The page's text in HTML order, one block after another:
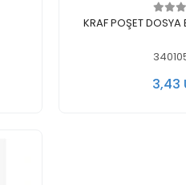
KRAF POŞET
3,43